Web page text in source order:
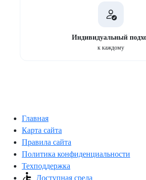
Индивидуальный
к каждому
Главная
Карта сайта
Правила сайта
Политика конфиденциальности
Техподдержка
Доступная среда